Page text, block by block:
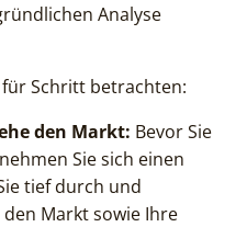
Analyse
für Schritt betrachten:
den Markt: Bevor Sie
Sie sich einen
tief durch und
Markt sowie Ihre